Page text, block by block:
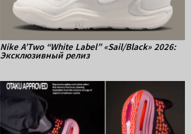
Nike A’Two “White Label” «Sail/Black» 2026:
Эксклюзивный релиз